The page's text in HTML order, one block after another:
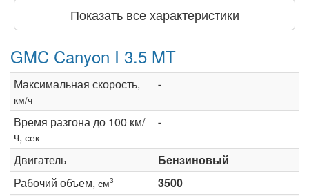
Показать все характеристики
GMC Canyon I 3.5 MT
Максимальная скорость,
км/ч
-
Время разгона до 100 км/
ч, сек
-
Двигатель
Бензиновый
Рабочий объем, см3
3500